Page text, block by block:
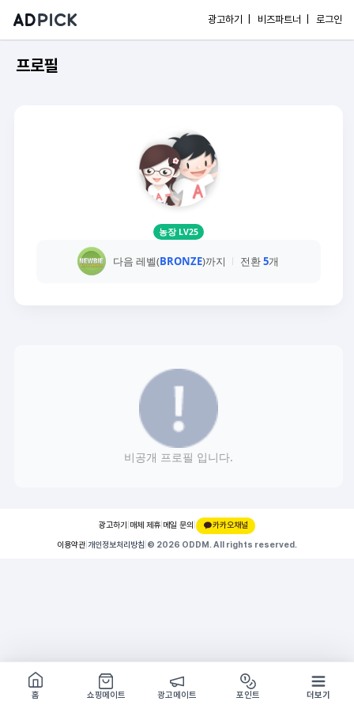
광고하기 | 비즈파트너 | 로그인
프로필
농장 LV25
다음 레벨(BRONZE)까지 전환5개
비공개 프로필 입니다.
광고하기 매체 제휴 메일 문의 |
카카오채널
이용약관 개인정보처리방침 © 2026 ODDM. All rights reserved.
쇼핑몰 구경하기
방문시 1G
홈
쇼핑메이트 광고메이트 포인트 더보기